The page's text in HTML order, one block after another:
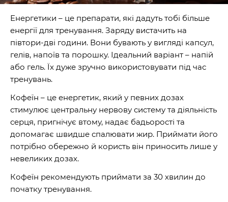
Енергетики – це препарати, які дадуть тобі більше
енергії для тренування. Заряду вистачить на
півтори-дві години. Вони бувають у вигляді капсул,
гелів, напоїв та порошку. Ідеальний варіант – напій
або гель. Їх дуже зручно використовувати під час
тренувань.
Кофеїн – це енергетик, який у певних дозах
стимулює центральну нервову систему та діяльність
серця, пригнічує втому, надає бадьорості та
допомагає швидше спалювати жир. Приймати його
потрібно обережно й користь він приносить лише у
невеликих дозах.
Кофеїн рекомендують приймати за 30 хвилин до
початку тренування.